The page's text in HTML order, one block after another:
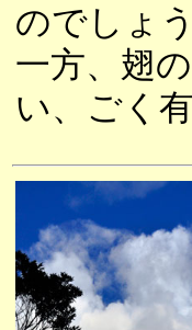
のでしょう
一方、翅
い、ごく